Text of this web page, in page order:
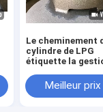
Le cheminement
cylindre de LPG
étiquette la
résistance
thermique de
Meilleur prix